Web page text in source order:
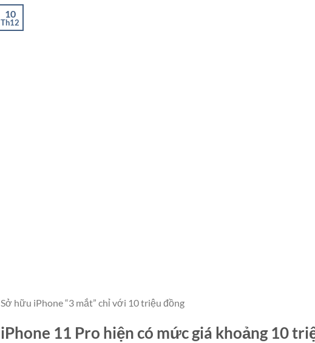
10
Th12
Sở hữu iPhone “3 mắt” chỉ với 10 triệu đồng
iPhone 11 Pro hiện có mức giá khoảng 10